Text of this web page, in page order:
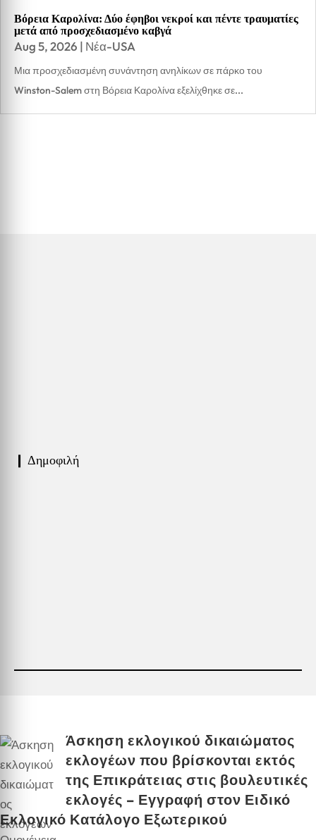
Βόρεια Καρολίνα: Δύο έφηβοι νεκροί και πέντε τραυματίες
μετά από προσχεδιασμένο καβγά
Aug 5, 2026 | Νέα-USA
Μια προσχεδιασμένη συνάντηση ανηλίκων σε πάρκο του
Winston-Salem στη Βόρεια Καρολίνα εξελίχθηκε σε...
❙ Δημοφιλή
Άσκηση εκλογικού δικαιώματος
εκλογέων που βρίσκονται εκτός
της Επικράτειας στις βουλευτικές
εκλογές – Εγγραφή στον Ειδικό
Εκλογικό Κατάλογο Εξωτερικού